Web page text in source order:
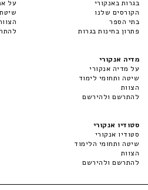
בגרות באנקורי
הקורסים שלנו
בתי הספר
פתרון בחינות בגרות
על
מדיה אנקורי
על מדיה אנקורי
שיטה ותחומי לימוד
הצוות
להתרשם ולהירשם
סטודיו אנקורי
סטודיו אנקורי
שיטה ותחומי הלימוד
הצוות
להתרשם ולהירשם